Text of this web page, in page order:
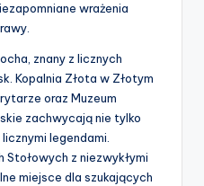
wrażenia
znany z licznych
Kopalnia Złota w Złotym
oraz Muzeum
zachwycają nie tylko
legendami.
Stołowych z niezwykłymi
miejsce dla szukających